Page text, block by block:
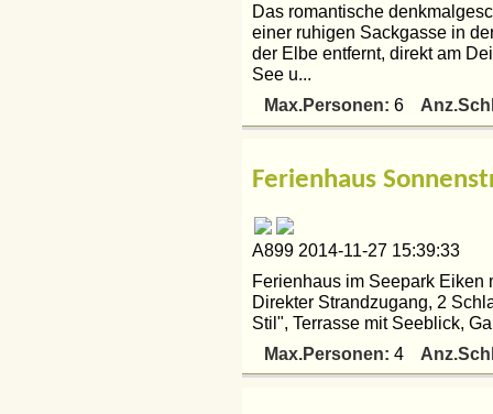
Das romantische
einer ruhigen Sackgasse in
der Elbe entfernt, direkt am
See u...
Max.Personen: 6
Ferienhaus
A899 2014-11-27 15:39:33
Ferienhaus im Seepark Eiken
Direkter Strandzugang, 2
Stil", Terrasse mit Seeblick,
Max.Personen: 4